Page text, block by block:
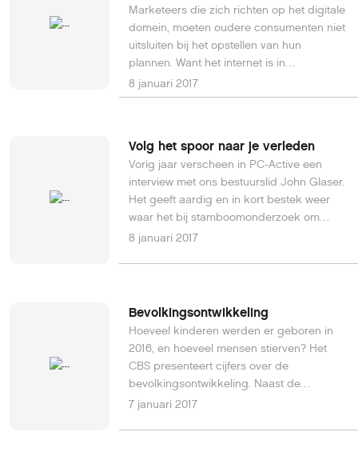
Marketeers die zich richten op het digitale
domein, moeten oudere consumenten niet
uitsluiten bij het opstellen van hun
plannen. Want het internet is in
toenemende mate het domein van alle
leeftijden. 65-plussers gebruiken het
bankzaken steeds meer online.
8 januari 2017
Volg het spoor naar je verleden
Vorig jaar verscheen in PC-Active een
interview met ons bestuurslid John Glaser.
Het geeft aardig en in kort bestek weer
waar het bij stamboomonderzoek om
gaat.
8 januari 2017
Bevolkingsontwikkeling
Hoeveel kinderen werden er geboren in
2016, en hoeveel mensen stierven? Het
CBS presenteert cijfers over de
bevolkingsontwikkeling. Naast de
geboorte- en sterftecijfers wordt ook
7 januari 2017